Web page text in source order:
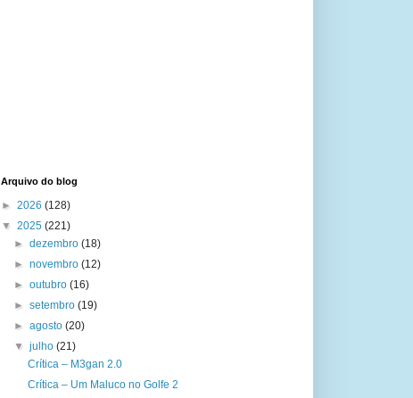
Arquivo do blog
► 2026 (128)
▼ 2025 (221)
►dezembro(18)
►novembro(12)
►outubro(16)
►setembro(19)
►agosto(20)
▼julho(21)
Crítica – M3gan 2.0
Crítica – Um Maluco no Golfe 2